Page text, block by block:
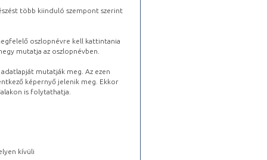
több kiinduló szempont szerint
oszlopnévre kell kattintania
mutatja az oszlopnévben.
mutatják meg. Az ezen
képernyő jelenik meg. Ekkor
is folytathatja.
kívüli